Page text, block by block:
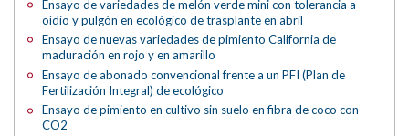
Ensayo de variedades de melón verde mini con tolerancia a
oídio y pulgón en ecológico de trasplante en abril
Ensayo de nuevas variedades de pimiento California de
maduración en rojo y en amarillo
Ensayo de abonado convencional frente a un PFI (Plan de
Fertilización Integral) de ecológico
Ensayo de pimiento en cultivo sin suelo en fibra de coco con
CO2